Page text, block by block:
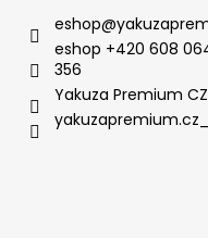
eshop@
eshop +420 608
356
Yakuza Premium